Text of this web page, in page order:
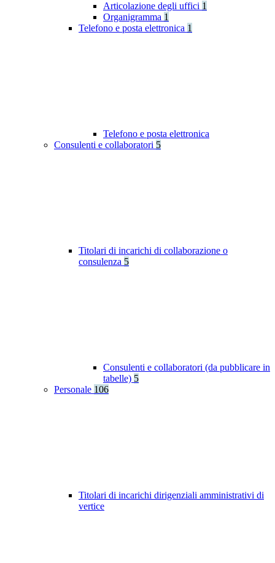
Articolazione degli uffici 1
Organigramma 1
Telefono e posta elettronica 1
Telefono e posta elettronica
Consulenti e collaboratori 5
Titolari di incarichi di collaborazione o
consulenza 5
Consulenti e collaboratori (da pubblicare in
tabelle) 5
Personale 106
Titolari di incarichi dirigenziali amministrativi di
vertice